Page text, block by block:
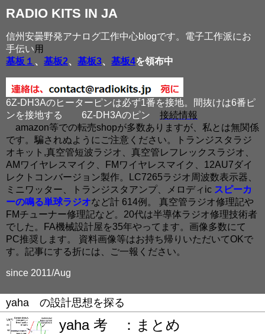
RADIO KITS IN JA
信州安曇野発アナログ工作中心blogです。電子工作派にお
手伝い用
基板１ 、 基板2、 基板3、 基板4を領布中
6Z-DH3Aのヒーターピンは必ず1番を接地。間抜けは6番ピ
ンを接地する
6Z-DH3Aのピン 接続情報
amazon等での転売shopが多数ありますが、私とは無関係
です。騙されぬようにご注意ください。トランジスタラジ
オキット,真空管短波ラジオ、真空管レフレックスラジオ、
AMワイヤレスマイク、FMワイヤレスマイク、12AU7ダイ
レクトコンバージョン製作。LC7265ラジオ周波数表示器、
ミニワッター、トランジスタアンプ、メロディic スピーカ
ーの鳴る単球ラジオなど計 614例。 真空管ラジオ修理記や
FMチューナー修理記など。20代は半導体ラジオ修理技術者
でした。FA機械設計屋を35年やってます。画像多数にて
PC推奨します。 資料画像等はお持ち帰りいただいてOKで
す。記事にする折には、ご一報ください。
since 2011/Aug
yaha の設計思想を探る
yaha 考 ：まとめ